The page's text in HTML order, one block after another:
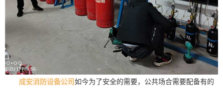
成安消防设备公司如今为了安全的需要，公共场合需要配备有的